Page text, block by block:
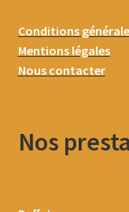
Conditions
Mentions légales
Nous contacter
Nos